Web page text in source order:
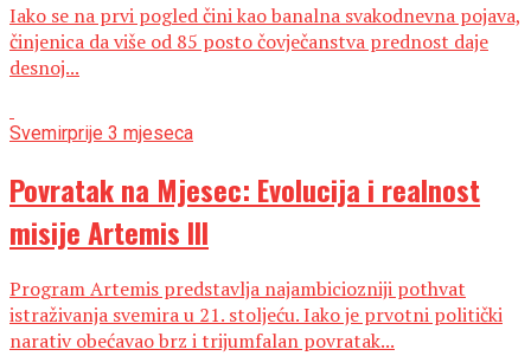
Iako se na prvi pogled čini kao banalna svakodnevna pojava,
činjenica da više od 85 posto čovječanstva prednost daje
desnoj...
Svemirprije 3 mjeseca
Povratak na Mjesec: Evolucija i realnost
misije Artemis III
Program Artemis predstavlja najambiciozniji pothvat
istraživanja svemira u 21. stoljeću. Iako je prvotni politički
narativ obećavao brz i trijumfalan povratak...